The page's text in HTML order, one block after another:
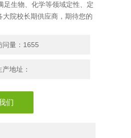
足生物、化学等领域定性、定
院校长期供应商，期待您的
问量：1655
产地址：
们